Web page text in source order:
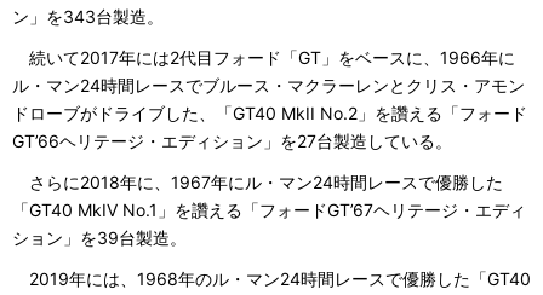
ン」を343台製造。
続いて2017年には2代目フォード「GT」をベースに、1966年に
ル・マン24時間レースでブルース・マクラーレンとクリス・アモン
ドローブがドライブした、「GT40 MkII No.2」を讚える「フォード
GT’66ヘリテージ・エディション」を27台製造している。
さらに2018年に、1967年にル・マン24時間レースで優勝した
「GT40 MkIV No.1」を讚える「フォードGT’67ヘリテージ・エディ
ション」を39台製造。
2019年には、1968年のル・マン24時間レースで優勝した「GT40